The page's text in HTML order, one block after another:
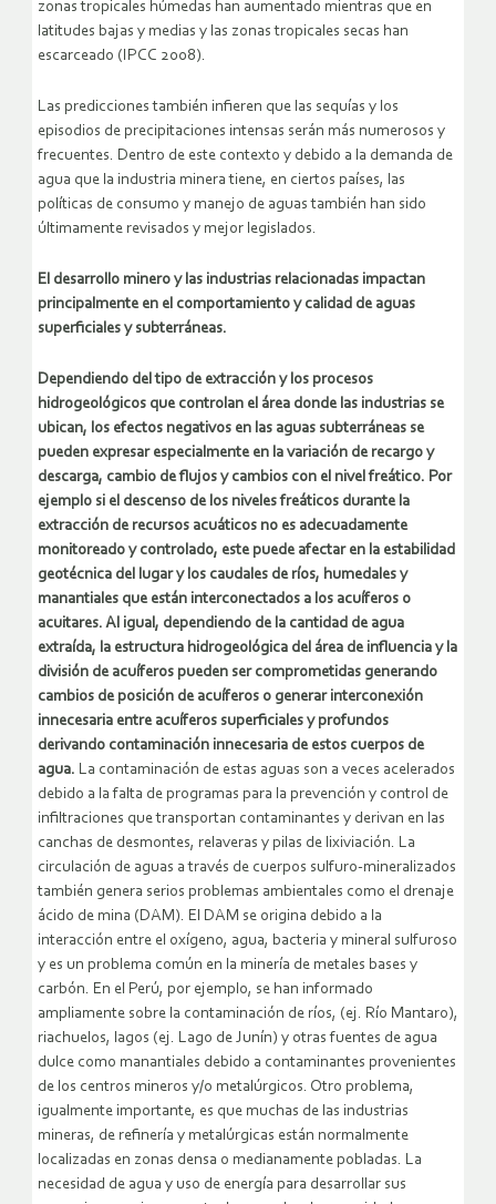
zonas tropicales húmedas han aumentado mientras que en
latitudes bajas y medias y las zonas tropicales secas han
escarceado (IPCC 2008).
Las predicciones también infieren que las sequías y los
episodios de precipitaciones intensas serán más numerosos y
frecuentes. Dentro de este contexto y debido a la demanda de
agua que la industria minera tiene, en ciertos países, las
políticas de consumo y manejo de aguas también han sido
últimamente revisados y mejor legislados.
El desarrollo minero y las industrias relacionadas impactan
principalmente en el comportamiento y calidad de aguas
superficiales y subterráneas.
Dependiendo del tipo de extracción y los procesos
hidrogeológicos que controlan el área donde las industrias se
ubican, los efectos negativos en las aguas subterráneas se
pueden expresar especialmente en la variación de recargo y
descarga, cambio de flujos y cambios con el nivel freático. Por
ejemplo si el descenso de los niveles freáticos durante la
extracción de recursos acuáticos no es adecuadamente
monitoreado y controlado, este puede afectar en la estabilidad
geotécnica del lugar y los caudales de ríos, humedales y
manantiales que están interconectados a los acuíferos o
acuitares. Al igual, dependiendo de la cantidad de agua
extraída, la estructura hidrogeológica del área de influencia y la
división de acuíferos pueden ser comprometidas generando
cambios de posición de acuíferos o generar interconexión
innecesaria entre acuíferos superficiales y profundos
derivando contaminación innecesaria de estos cuerpos de
agua. La contaminación de estas aguas son a veces acelerados
debido a la falta de programas para la prevención y control de
infiltraciones que transportan contaminantes y derivan en las
canchas de desmontes, relaveras y pilas de lixiviación. La
circulación de aguas a través de cuerpos sulfuro-mineralizados
también genera serios problemas ambientales como el drenaje
ácido de mina (DAM). El DAM se origina debido a la
interacción entre el oxígeno, agua, bacteria y mineral sulfuroso
y es un problema común en la minería de metales bases y
carbón. En el Perú, por ejemplo, se han informado
ampliamente sobre la contaminación de ríos, (ej. Río Mantaro),
riachuelos, lagos (ej. Lago de Junín) y otras fuentes de agua
dulce como manantiales debido a contaminantes provenientes
de los centros mineros y/o metalúrgicos. Otro problema,
igualmente importante, es que muchas de las industrias
mineras, de refinería y metalúrgicas están normalmente
localizadas en zonas densa o medianamente pobladas. La
necesidad de agua y uso de energía para desarrollar sus